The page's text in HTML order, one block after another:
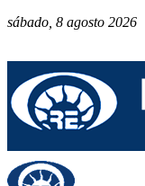
sábado, 8 agosto 2026